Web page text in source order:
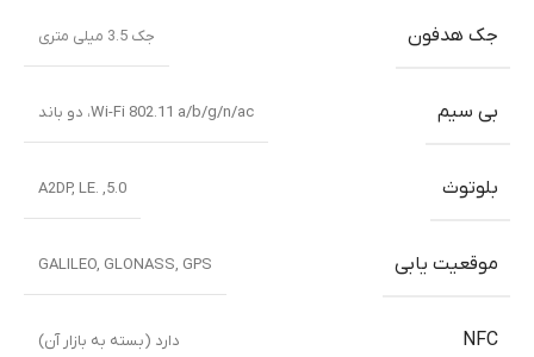
جک هدفون جک 3.5 میلی متری
بی سیم Wi-Fi 802.11 a/b/g/n/ac، دو باند
بلوتوث 5.0, .A2DP, LE
موقعیت یابی GALILEO, GLONASS, GPS
NFC دارد (بسته به بازار آن)